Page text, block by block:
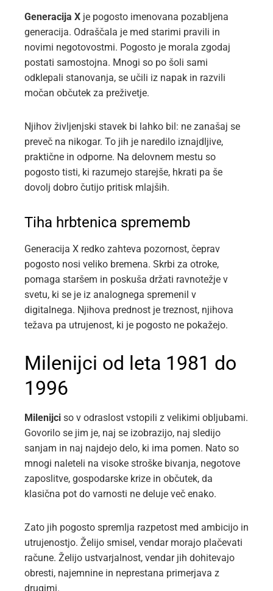
Generacija X je pogosto imenovana pozabljena
generacija. Odraščala je med starimi pravili in
novimi negotovostmi. Pogosto je morala zgodaj
postati samostojna. Mnogi so po šoli sami
odklepali stanovanja, se učili iz napak in razvili
močan občutek za preživetje.
Njihov življenjski stavek bi lahko bil: ne zanašaj se
preveč na nikogar. To jih je naredilo iznajdljive,
praktične in odporne. Na delovnem mestu so
pogosto tisti, ki razumejo starejše, hkrati pa še
dovolj dobro čutijo pritisk mlajših.
Tiha hrbtenica sprememb
Generacija X redko zahteva pozornost, čeprav
pogosto nosi veliko bremena. Skrbi za otroke,
pomaga staršem in poskuša držati ravnotežje v
svetu, ki se je iz analognega spremenil v
digitalnega. Njihova prednost je treznost, njihova
težava pa utrujenost, ki je pogosto ne pokažejo.
Milenijci od leta 1981 do
1996
Milenijci so v odraslost vstopili z velikimi obljubami.
Govorilo se jim je, naj se izobrazijo, naj sledijo
sanjam in naj najdejo delo, ki ima pomen. Nato so
mnogi naleteli na visoke stroške bivanja, negotove
zaposlitve, gospodarske krize in občutek, da
klasična pot do varnosti ne deluje več enako.
Zato jih pogosto spremlja razpetost med ambicijo in
utrujenostjo. Želijo smisel, vendar morajo plačevati
račune. Želijo ustvarjalnost, vendar jih dohitevajo
obresti, najemnine in neprestana primerjava z
drugimi.